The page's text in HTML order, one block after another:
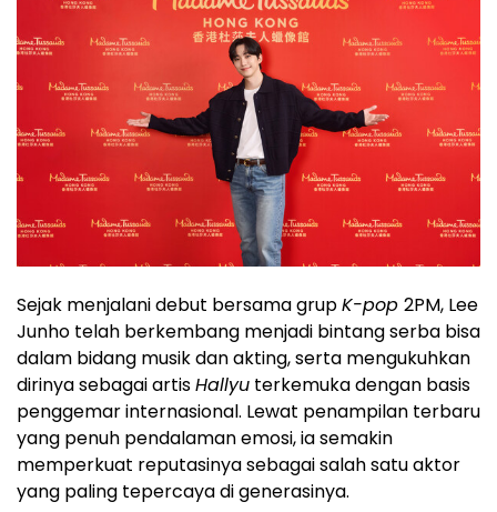
Sejak menjalani debut bersama grupK-pop 2PM, Lee
Junho telah berkembang menjadi bintang serba bisa
dalam bidang musik dan akting, serta mengukuhkan
dirinya sebagai artisHallyu terkemuka dengan basis
penggemar internasional. Lewat penampilan terbaru
yang penuh pendalaman emosi, ia semakin
memperkuat reputasinya sebagai salah satu aktor
yang paling tepercaya di generasinya.